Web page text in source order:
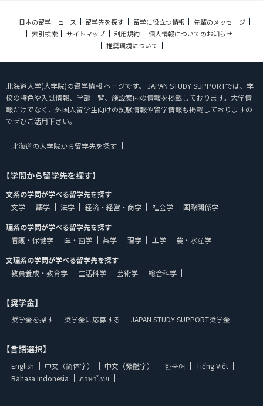
日本の留学ニュース 留学先を探す 留学に役立つ情報
先輩のメッセージ
索引検索
サイトマップ 利用規約
個人情報についてのお知らせ
推奨環境について
北海道大学(大学院)の留学情報 ページです。 JAPAN STUDY SUPPORTでは、学
校の特色や入試情報、学部一覧、施設案内の情報を掲載しております。大学情
報だけでなく、外国人留学生向けの試験情報や留学情報も掲載しておりますの
でぜひご活用下さい。
北海道の大学院から留学先を探す
【学問から留学先を探す】
文系の学問が学べる留学先を探す
文学
語学 法学 経済・経営・商学 社会学
国際関係学
理系の学問が学べる留学先を探す
看護・保健学
医・歯学 薬学 理学 工学
農・水産学
文理系の学問が学べる留学先を探す
教員養成・教育学
生活科学 芸術学 総合科学
【奨学金】
奨学金を探す 奨学金に応募する JAPAN STUDY SUPPORT奨学金
【言語選択】
English 中文（简体字） 中文（繁體字） 한국어
Tiếng Việt
Bahasa Indonesia
ภาษาไทย